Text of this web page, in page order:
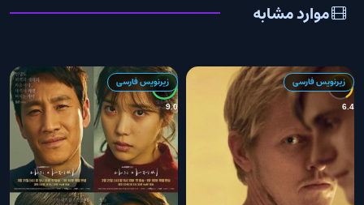
موارد مشابه
6.4
زیرنویس فارسی
9.0
زیرنویس فارسی